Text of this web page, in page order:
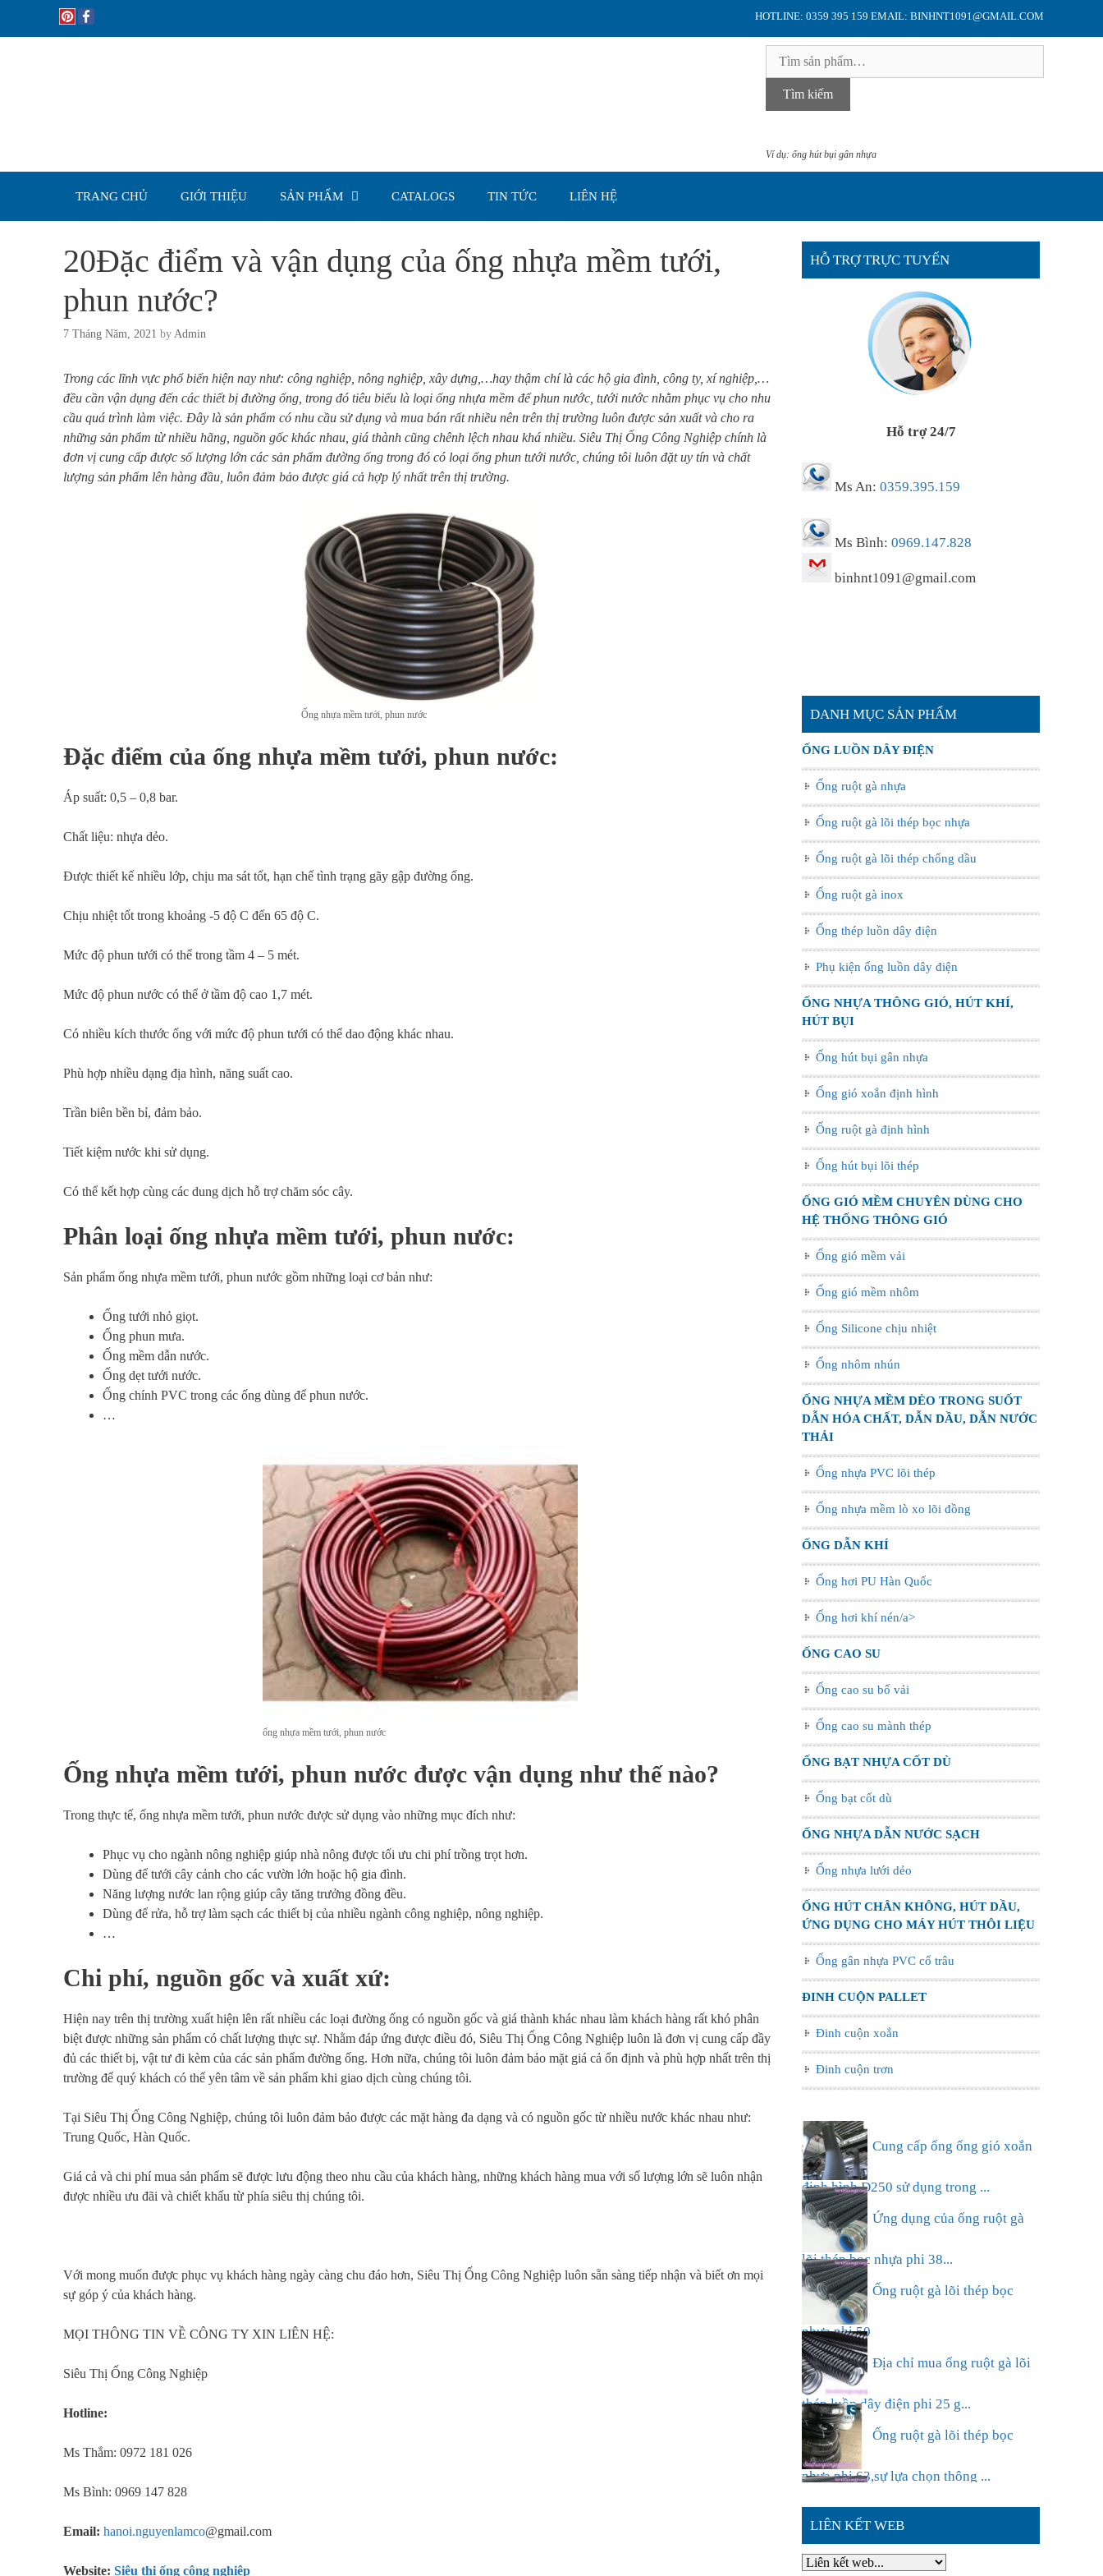
HOTLINE: 0359 395 159 EMAIL: BINHNT1091@GMAIL.COM
Tìm
Tìm kiếm
Ví dụ: ống hút bụi gân nhựa
TRANG CHỦ GIỚI THIỆU SẢN PHẨM CATALOGS TIN TỨC LIÊN HỆ
20Đặc điểm và vận dụng của ống nhựa mềm tưới,
phun nước?
7 Tháng Năm, 2021 by Admin
Trong các lĩnh vực phổ biến hiện nay như: công nghiệp, nông nghiệp, xây dựng,…hay thậm chí là các hộ gia đình, công ty, xí nghiệp,…
đều cần vận dụng đến các thiết bị đường ống, trong đó tiêu biểu là loại ống nhựa mềm để phun nước, tưới nước nhằm phục vụ cho nhu
cầu quá trình làm việc. Đây là sản phẩm có nhu cầu sử dụng và mua bán rất nhiều nên trên thị trường luôn được sản xuất và cho ra
những sản phẩm từ nhiều hãng, nguồn gốc khác nhau, giá thành cũng chênh lệch nhau khá nhiều. Siêu Thị Ống Công Nghiệp chính là
đơn vị cung cấp được số lượng lớn các sản phẩm đường ống trong đó có loại ống phun tưới nước, chúng tôi luôn đặt uy tín và chất
lượng sản phẩm lên hàng đầu, luôn đảm bảo được giá cả hợp lý nhất trên thị trường.
Ống nhựa mềm tưới, phun nước
Đặc điểm của ống nhựa mềm tưới, phun nước:
Áp suất: 0,5 – 0,8 bar.
Chất liệu: nhựa dẻo.
Được thiết kế nhiều lớp, chịu ma sát tốt, hạn chế tình trạng gãy gập đường ống.
Chịu nhiệt tốt trong khoảng -5 độ C đến 65 độ C.
Mức độ phun tưới có thể trong tầm 4 – 5 mét.
Mức độ phun nước có thể ở tầm độ cao 1,7 mét.
Có nhiều kích thước ống với mức độ phun tưới có thể dao động khác nhau.
Phù hợp nhiều dạng địa hình, năng suất cao.
Trần biên bền bỉ, đảm bảo.
Tiết kiệm nước khi sử dụng.
Có thể kết hợp cùng các dung dịch hỗ trợ chăm sóc cây.
Phân loại ống nhựa mềm tưới, phun nước:
Sản phẩm ống nhựa mềm tưới, phun nước gồm những loại cơ bản như:
Ống tưới nhỏ giọt.
Ống phun mưa.
Ống mềm dẫn nước.
Ống dẹt tưới nước.
Ống chính PVC trong các ống dùng để phun nước.
…
ống nhựa mềm tưới, phun nước
Ống nhựa mềm tưới, phun nước được vận dụng như thế nào?
Trong thực tế, ống nhựa mềm tưới, phun nước được sử dụng vào những mục đích như:
Phục vụ cho ngành nông nghiệp giúp nhà nông được tối ưu chi phí trồng trọt hơn.
Dùng để tưới cây cảnh cho các vườn lớn hoặc hộ gia đình.
Năng lượng nước lan rộng giúp cây tăng trưởng đồng đều.
Dùng để rửa, hỗ trợ làm sạch các thiết bị của nhiều ngành công nghiệp, nông nghiệp.
…
Chi phí, nguồn gốc và xuất xứ:
Hiện nay trên thị trường xuất hiện lên rất nhiều các loại đường ống có nguồn gốc và giá thành khác nhau làm khách hàng rất khó phân
biệt được những sản phẩm có chất lượng thực sự. Nhằm đáp ứng được điều đó, Siêu Thị Ống Công Nghiệp luôn là đơn vị cung cấp đầy
đủ các thiết bị, vật tư đi kèm của các sản phẩm đường ống. Hơn nữa, chúng tôi luôn đảm bảo mặt giá cả ổn định và phù hợp nhất trên thị
trường để quý khách có thể yên tâm về sản phẩm khi giao dịch cùng chúng tôi.
Tại Siêu Thị Ống Công Nghiệp, chúng tôi luôn đảm bảo được các mặt hàng đa dạng và có nguồn gốc từ nhiều nước khác nhau như:
Trung Quốc, Hàn Quốc.
Giá cả và chi phí mua sản phẩm sẽ được lưu động theo nhu cầu của khách hàng, những khách hàng mua với số lượng lớn sẽ luôn nhận
được nhiều ưu đãi và chiết khấu từ phía siêu thị chúng tôi.
Với mong muốn được phục vụ khách hàng ngày càng chu đáo hơn, Siêu Thị Ống Công Nghiệp luôn sẵn sàng tiếp nhận và biết ơn mọi
sự góp ý của khách hàng.
MỌI THÔNG TIN VỀ CÔNG TY XIN LIÊN HỆ:
Siêu Thị Ống Công Nghiệp
Hotline:
Ms Thắm: 0972 181 026
Ms Bình: 0969 147 828
Email: hanoi.nguyenlamco@gmail.com
Website: Siêu thị ống công nghiệp
HỖ TRỢ TRỰC TUYẾN
Hỗ trợ 24/7
Ms An: 0359.395.159
Ms Bình: 0969.147.828
binhnt1091@gmail.com
DANH MỤC SẢN PHẨM
ỐNG LUỒN DÂY ĐIỆN
Ống ruột gà nhựa
Ống ruột gà lõi thép bọc nhựa
Ống ruột gà lõi thép chống dầu
Ống ruột gà inox
Ống thép luồn dây điện
Phụ kiện ống luồn dây điện
ỐNG NHỰA THÔNG GIÓ, HÚT KHÍ,
HÚT BỤI
Ống hút bụi gân nhựa
Ống gió xoắn định hình
Ống ruột gà định hình
Ống hút bụi lõi thép
ỐNG GIÓ MỀM CHUYÊN DÙNG CHO
HỆ THỐNG THÔNG GIÓ
Ống gió mềm vải
Ống gió mềm nhôm
Ống Silicone chịu nhiệt
Ống nhôm nhún
ỐNG NHỰA MỀM DẺO TRONG SUỐT
DẪN HÓA CHẤT, DẪN DẦU, DẪN NƯỚC
THẢI
Ống nhựa PVC lõi thép
Ống nhựa mềm lò xo lõi đồng
ỐNG DẪN KHÍ
Ống hơi PU Hàn Quốc
Ống hơi khí nén/a>
ỐNG CAO SU
Ống cao su bố vải
Ống cao su mành thép
ỐNG BẠT NHỰA CỐT DÙ
Ống bạt cốt dù
ỐNG NHỰA DẪN NƯỚC SẠCH
Ống nhựa lưới dẻo
ỐNG HÚT CHÂN KHÔNG, HÚT DẦU,
ỨNG DỤNG CHO MÁY HÚT THÔI LIỆU
Ống gân nhựa PVC cổ trâu
ĐINH CUỘN PALLET
Đinh cuộn xoắn
Đinh cuộn trơn
Cung cấp ống ống gió xoắn
định hình D250 sử dụng trong ...
Ứng dụng của ống ruột gà
lõi thép bọc nhựa phi 38...
Ống ruột gà lõi thép bọc
nhựa phi 50
Địa chỉ mua ống ruột gà lõi
thép luồn dây điện phi 25 g...
Ống ruột gà lõi thép bọc
nhựa phi 63,sự lựa chọn thông ...
ruột gà lõi thép bọc nhựa phi ...
LIÊN KẾT WEB